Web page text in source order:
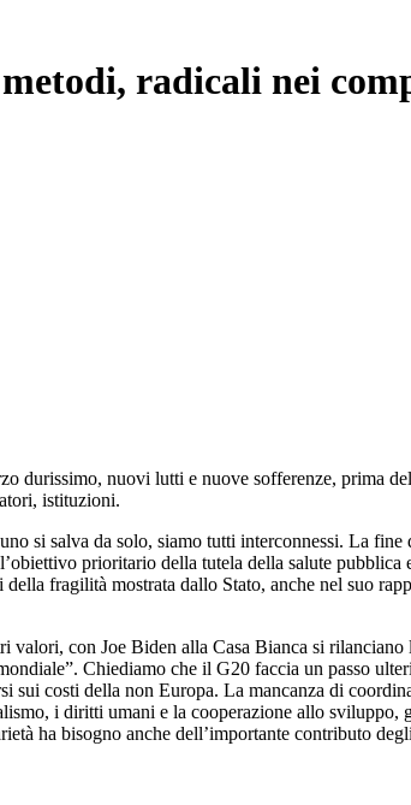
radicali nei
durissimo, nuovi lutti e nuove sofferenze, prima
istituzioni.
si salva da solo, siamo tutti interconnessi. La
prioritario della tutela della salute
fragilità mostrata dallo Stato, anche nel suo
con Joe Biden alla Casa Bianca si
Chiediamo che il G20 faccia un passo
costi della non Europa. La mancanza di
i diritti umani e la cooperazione allo sviluppo,
ha bisogno anche dell’importante contributo